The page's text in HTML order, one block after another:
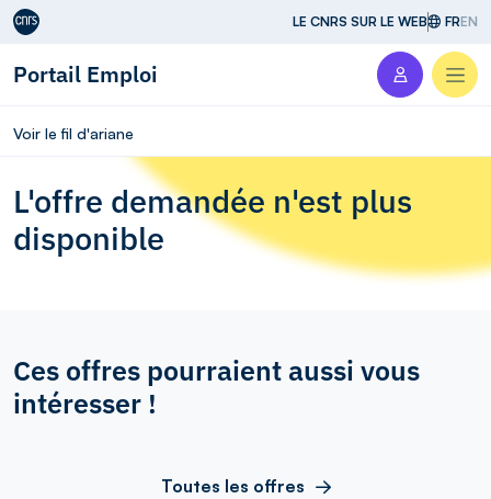
Aller au contenu LE CNRS SUR LE WEB FREN
Portail Emploi
Voir le fil d'ariane
L'offre demandée n'est plus
disponible
Ces offres pourraient aussi vous
intéresser !
Toutes les offres